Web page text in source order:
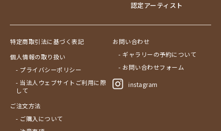
認定アーティスト
特定商取引法に基づく表記
個人情報の取り扱い
- プライバシーポリシー
- 当法人ウェブサイトご利用に際
して
ご注文方法
- ご購入について
お問い合わせ
- ギャラリーの予約について
- お問い合わせフォーム
instagram